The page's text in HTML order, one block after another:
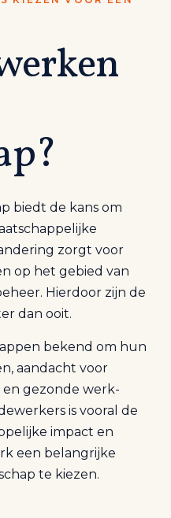
biedt de kans om
zorgt voor
op het gebied van
Hierdoor zijn de
dan ooit.
bekend om hun
aandacht voor
gezonde werk-
is vooral de
impact en
een belangrijke
te kiezen.